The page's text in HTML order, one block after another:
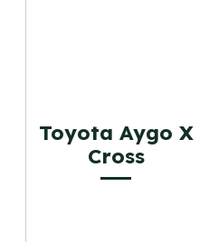
Toyota Aygo X
Cross